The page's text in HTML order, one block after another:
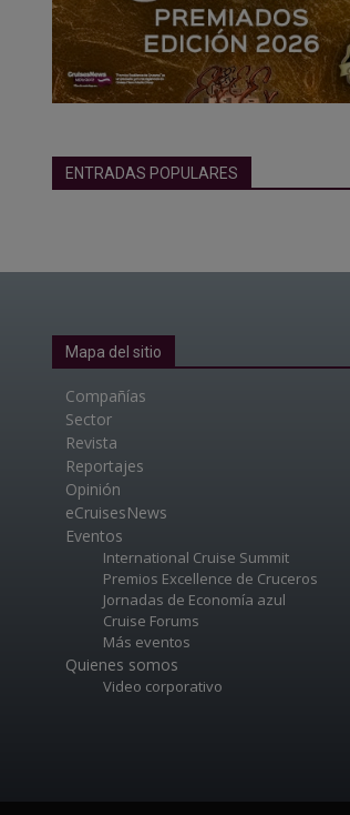
ENTRADAS POPULARES
Mapa del sitio
Compañías
Sector
Revista
Reportajes
Opinión
eCruisesNews
Eventos
International Cruise Summit
Premios Excellence de Cruceros
Jornadas de Economía azul
Cruise Forums
Más eventos
Quienes somos
Video corporativo